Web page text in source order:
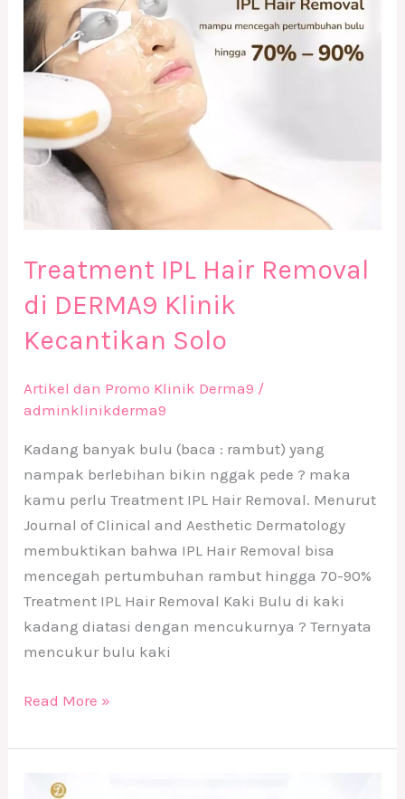
Treatment IPL Hair Removal
di DERMA9 Klinik
Kecantikan Solo
Artikel dan Promo Klinik Derma9 /
adminklinikderma9
Kadang banyak bulu (baca : rambut) yang
nampak berlebihan bikin nggak pede ? maka
kamu perlu Treatment IPL Hair Removal. Menurut
Journal of Clinical and Aesthetic Dermatology
membuktikan bahwa IPL Hair Removal bisa
mencegah pertumbuhan rambut hingga 70-90%
Treatment IPL Hair Removal Kaki Bulu di kaki
kadang diatasi dengan mencukurnya ? Ternyata
mencukur bulu kaki
DERMA9
Klinik
Kecantikan
Read More »
Treatment